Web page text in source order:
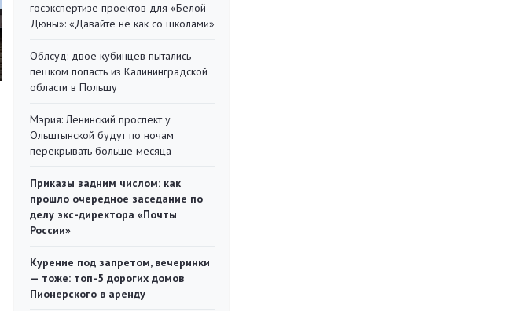
госэкспертизе проектов для «Белой
Дюны»: «Давайте не как со школами»
Облсуд: двое кубинцев пытались
пешком попасть из Калининградской
области в Польшу
Мэрия: Ленинский проспект у
Ольштынской будут по ночам
перекрывать больше месяца
Приказы задним числом: как
прошло очередное заседание по
делу экс-директора «Почты
России»
Курение под запретом, вечеринки
— тоже: топ-5 дорогих домов
Пионерского в аренду